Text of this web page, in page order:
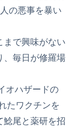
の悪事を暴い
まで興味がない
、毎日が修羅場
オハザードの
たワクチンを
鯰尾と薬研を招